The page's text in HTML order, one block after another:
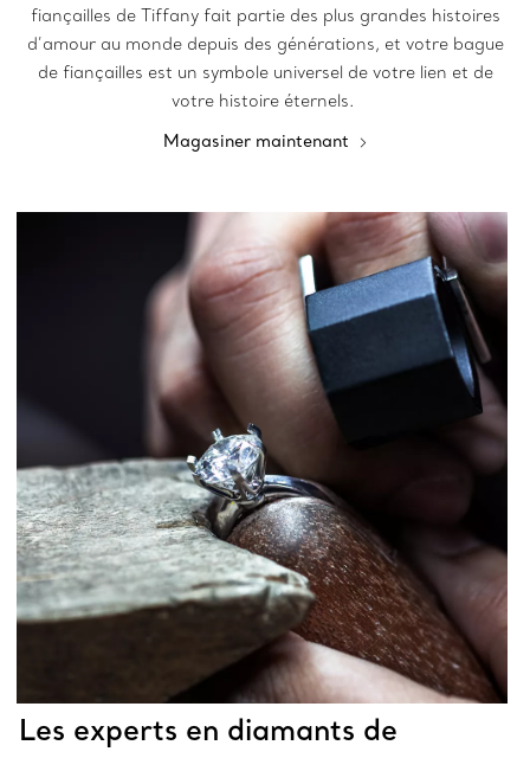
fiançailles de Tiffany fait partie des plus grandes histoires
d’amour au monde depuis des générations, et votre bague
de fiançailles est un symbole universel de votre lien et de
votre histoire éternels.
Magasiner maintenant
Les experts en diamants de